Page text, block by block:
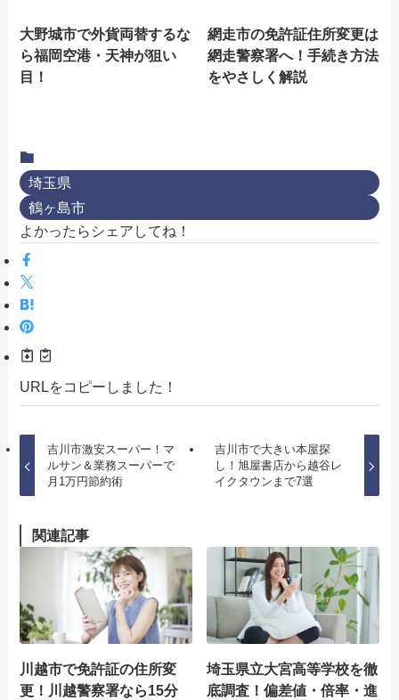
大野城市で外貨両替するな
ら福岡空港・天神が狙い
目！
網走市の免許証住所変更は
網走警察署へ！手続き方法
をやさしく解説
埼玉県
鶴ヶ島市
よかったらシェアしてね！
URLをコピーしました！
吉川市激安スーパー！マ
ルサン＆業務スーパーで
月1万円節約術
吉川市で大きい本屋探
し！旭屋書店から越谷レ
イクタウンまで7選
関連記事
川越市で免許証の住所変
更！川越警察署なら15分
埼玉県立大宮高等学校を徹
底調査！偏差値・倍率・進